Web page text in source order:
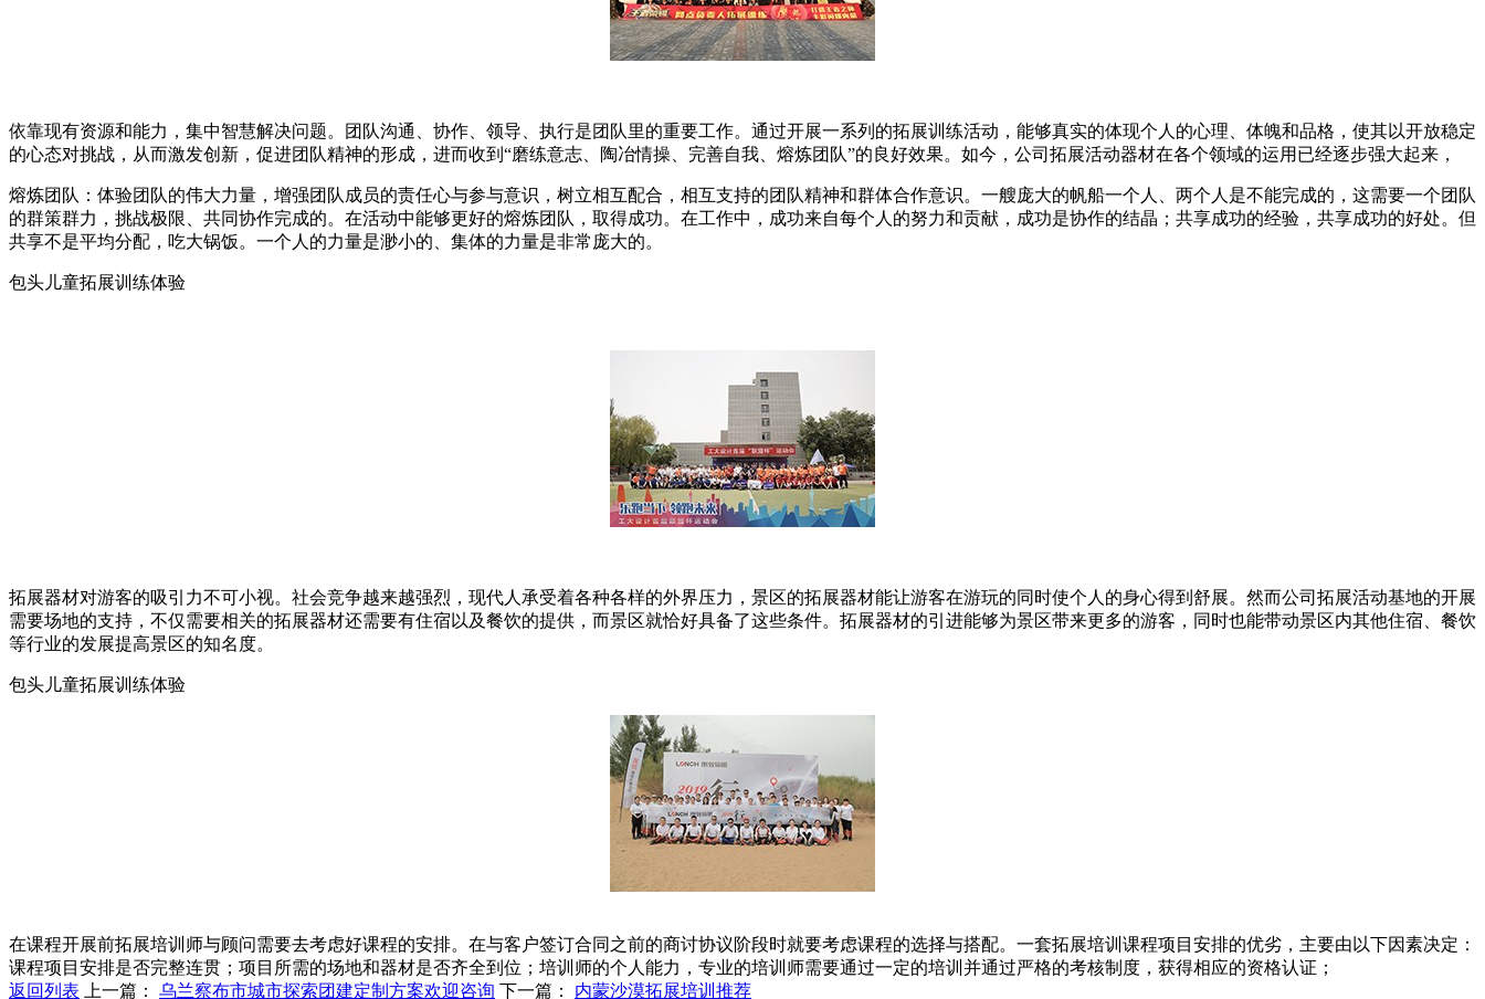
依靠现有资源和能力，集中智慧解决问题。团队沟通、协作、领导、执行是团队里的重要工作。通过开展一系列的拓展训练活动，能够真实的体现个人的心理、体魄和品格，使其以开放稳定
的心态对挑战，从而激发创新，促进团队精神的形成，进而收到“磨练意志、陶冶情操、完善自我、熔炼团队”的良好效果。如今，公司拓展活动器材在各个领域的运用已经逐步强大起来，
熔炼团队：体验团队的伟大力量，增强团队成员的责任心与参与意识，树立相互配合，相互支持的团队精神和群体合作意识。一艘庞大的帆船一个人、两个人是不能完成的，这需要一个团队
的群策群力，挑战极限、共同协作完成的。在活动中能够更好的熔炼团队，取得成功。在工作中，成功来自每个人的努力和贡献，成功是协作的结晶；共享成功的经验，共享成功的好处。但
共享不是平均分配，吃大锅饭。一个人的力量是渺小的、集体的力量是非常庞大的。
包头儿童拓展训练体验
拓展器材对游客的吸引力不可小视。社会竞争越来越强烈，现代人承受着各种各样的外界压力，景区的拓展器材能让游客在游玩的同时使个人的身心得到舒展。然而公司拓展活动基地的开展
需要场地的支持，不仅需要相关的拓展器材还需要有住宿以及餐饮的提供，而景区就恰好具备了这些条件。拓展器材的引进能够为景区带来更多的游客，同时也能带动景区内其他住宿、餐饮
等行业的发展提高景区的知名度。
包头儿童拓展训练体验
在课程开展前拓展培训师与顾问需要去考虑好课程的安排。在与客户签订合同之前的商讨协议阶段时就要考虑课程的选择与搭配。一套拓展培训课程项目安排的优劣，主要由以下因素决定：
课程项目安排是否完整连贯；项目所需的场地和器材是否齐全到位；培训师的个人能力，专业的培训师需要通过一定的培训并通过严格的考核制度，获得相应的资格认证；
返回列表
上一篇： 乌兰察布市城市探索团建定制方案欢迎咨询 下一篇： 内蒙沙漠拓展培训推荐